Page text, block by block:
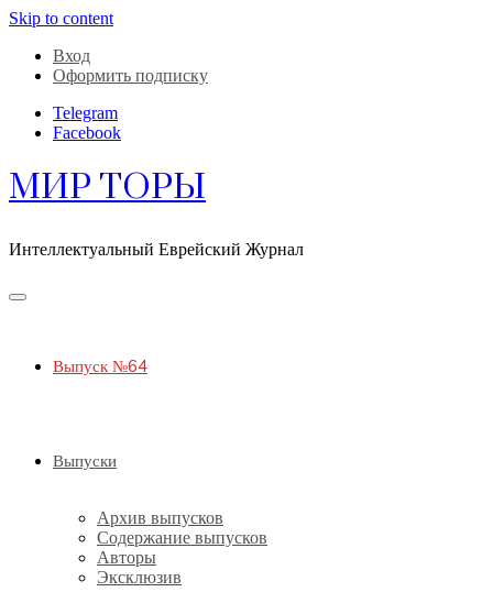
Skip to content
Вход
Оформить подписку
Telegram
Facebook
МИР ТОРЫ
Интеллектуальный Еврейский Журнал
Выпуск №64
Выпуски
Архив выпусков
Содержание выпусков
Авторы
Эксклюзив